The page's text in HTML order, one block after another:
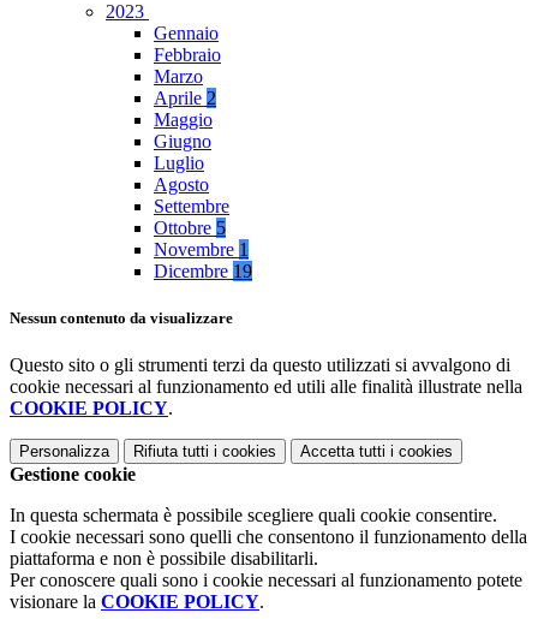
2023
Gennaio
Febbraio
Marzo
Aprile 2
Maggio
Giugno
Luglio
Agosto
Settembre
Ottobre 5
Novembre 1
Dicembre 19
Nessun contenuto da visualizzare
Questo sito o gli strumenti terzi da questo utilizzati si avvalgono di
cookie necessari al funzionamento ed utili alle finalità illustrate nella
COOKIE POLICY.
Personalizza Rifiuta tutti i cookies Accetta tutti i cookies
Gestione cookie
In questa schermata è possibile scegliere quali cookie consentire.
I cookie necessari sono quelli che consentono il funzionamento della
piattaforma e non è possibile disabilitarli.
Per conoscere quali sono i cookie necessari al funzionamento potete
visionare la COOKIE POLICY.